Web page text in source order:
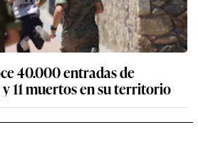
40.000 entradas de
11 muertos en su territorio